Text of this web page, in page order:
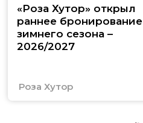
«Роза Хутор» открыл
раннее бронирование
зимнего сезона –
2026/2027
Роза Хутор